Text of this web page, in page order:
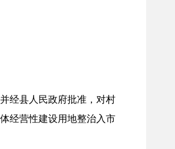
经县人民政府批准，对村
经营性建设用地整治入市